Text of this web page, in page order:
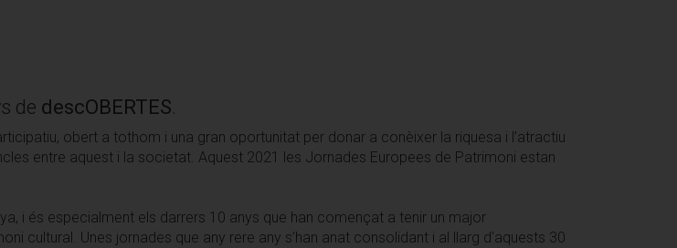
de descOBERTES.
obert a tothom i una gran oportunitat per donar a conèixer la riquesa i l’atractiu
entre aquest i la societat. Aquest 2021 les Jornades Europees de Patrimoni estan
i és especialment els darrers 10 anys que han començat a tenir un major
cultural. Unes jornades que any rere any s’han anat consolidant i al llarg d'aquests 30